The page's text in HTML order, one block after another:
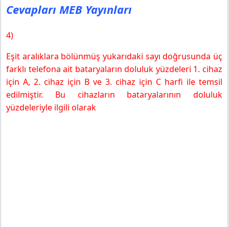
Cevapları MEB Yayınları
4)
Eşit aralıklara bölünmüş yukarıdaki sayı doğrusunda üç
farklı telefona ait bataryaların doluluk yüzdeleri 1. cihaz
için A, 2. cihaz için B ve 3. cihaz için C harfi ile temsil
edilmiştir. Bu cihazların bataryalarının doluluk
yüzdeleriyle ilgili olarak